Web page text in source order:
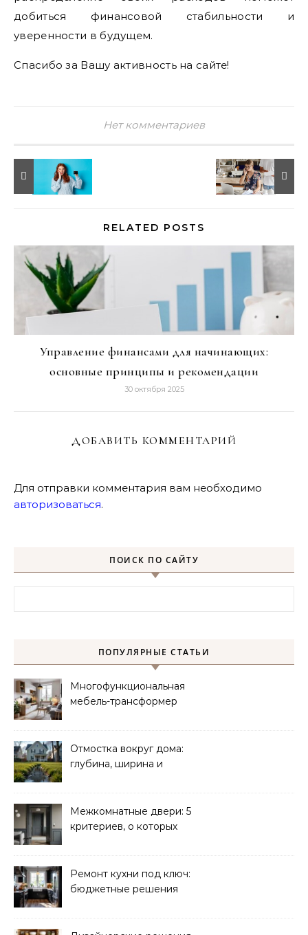
добиться финансовой стабильности и
уверенности в будущем.
Спасибо за Вашу активность на сайте!
Нет комментариев
RELATED POSTS
Управление финансами для начинающих:
основные принципы и рекомендации
30 октября 2025
ДОБАВИТЬ КОММЕНТАРИЙ
Для отправки комментария вам необходимо
авторизоваться.
ПОИСК ПО САЙТУ
ПОПУЛЯРНЫЕ СТАТЬИ
Многофункциональная
мебель-трансформер
Отмостка вокруг дома:
глубина, ширина и
Межкомнатные двери: 5
критериев, о которых
Ремонт кухни под ключ:
бюджетные решения